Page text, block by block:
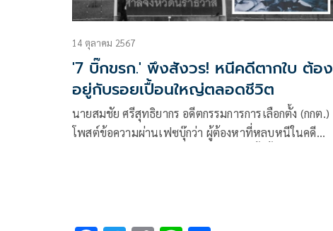
14 ตุลาคม 2567
'7 บิ๊กขรก.' พึงสังวร! หนีคดีตากใบ ต้อง
อยู่กับรอยเปื้อนใหญ่ตลอดชีวิต
นายสมชัย ศรีสุทธิยากร อดีตกรรมการการเลือกตั้ง (กกต.)
โพสต์ข้อความผ่านเฟซบุ๊กว่า ผู้ต้องหาที่หลบหนีในคดี